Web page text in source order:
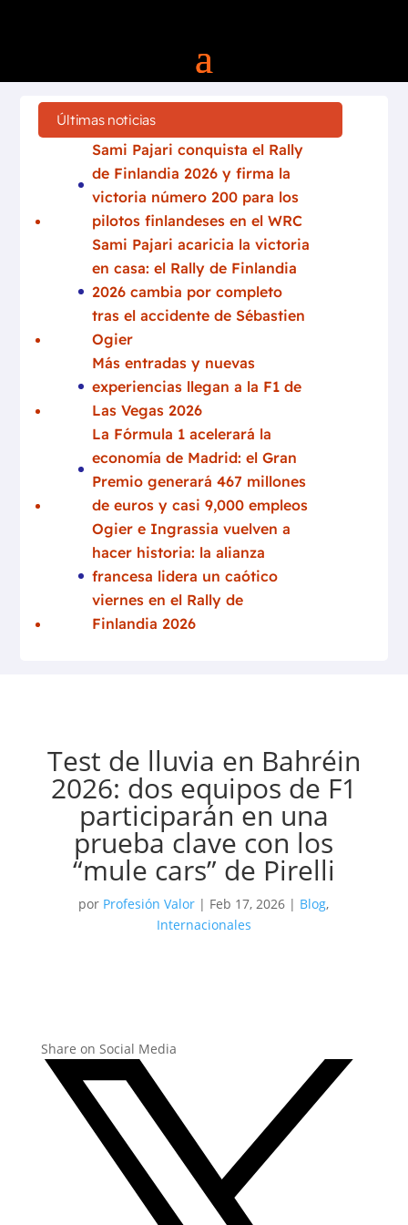
Últimas noticias
Sami Pajari conquista el Rally
de Finlandia 2026 y firma la
victoria número 200 para los
pilotos finlandeses en el WRC
Sami Pajari acaricia la victoria
en casa: el Rally de Finlandia
2026 cambia por completo
tras el accidente de Sébastien
Ogier
Más entradas y nuevas
experiencias llegan a la F1 de
Las Vegas 2026
La Fórmula 1 acelerará la
economía de Madrid: el Gran
Premio generará 467 millones
de euros y casi 9,000 empleos
Ogier e Ingrassia vuelven a
hacer historia: la alianza
francesa lidera un caótico
viernes en el Rally de
Finlandia 2026
Test de lluvia en Bahréin
2026: dos equipos de F1
participarán en una
prueba clave con los
“mule cars” de Pirelli
por Profesión Valor | Feb 17, 2026 | Blog,
Internacionales
Share on Social Media